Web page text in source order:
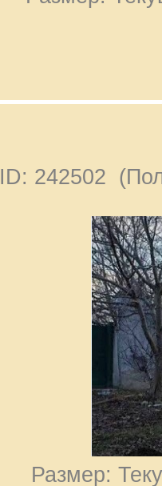
ID: 242502
Размер: